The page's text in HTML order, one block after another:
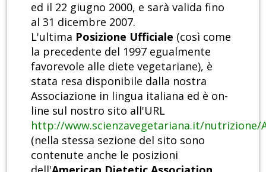
ed il 22 giugno 2000, e sarà valida fino
al 31 dicembre 2007.
L'ultima Posizione Ufficiale (così come
la precedente del 1997 egualmente
favorevole alle diete vegetariane), è
stata resa disponibile dalla nostra
Associazione in lingua italiana ed è on-
line sul nostro sito all'URL
http://www.scienzavegetariana.it/nutrizione/
(nella stessa sezione del sito sono
contenute anche le posizioni